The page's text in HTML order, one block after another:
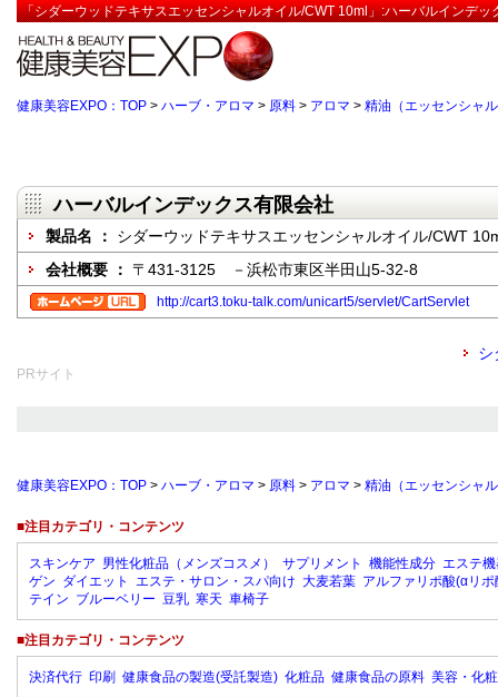
「シダーウッドテキサスエッセンシャルオイル/CWT 10ml」:ハーバルインデ
健康美容EXPO：TOP > ハーブ・アロマ > 原料 > アロマ > 精油（エッセンシャ
ハーバルインデックス有限会社
製品名 ： シダーウッドテキサスエッセンシャルオイル/CWT
会社概要 ： 〒431-3125 －浜松市東区半田山5-32-8
http://cart3.toku-talk.com/unicart5/servlet/CartServlet
シ
PRサイト
健康美容EXPO：TOP > ハーブ・アロマ > 原料 > アロマ > 精油（エッセンシャ
■注目カテゴリ・コンテンツ
スキンケア 男性化粧品（メンズコスメ） サプリメント 機能性成分 エステ
ゲン ダイエット エステ・サロン・スパ向け 大麦若葉 アルファリポ酸(αリポ
テイン ブルーベリー 豆乳 寒天 車椅子
■注目カテゴリ・コンテンツ
決済代行 印刷 健康食品の製造(受託製造) 化粧品 健康食品の原料 美容・化